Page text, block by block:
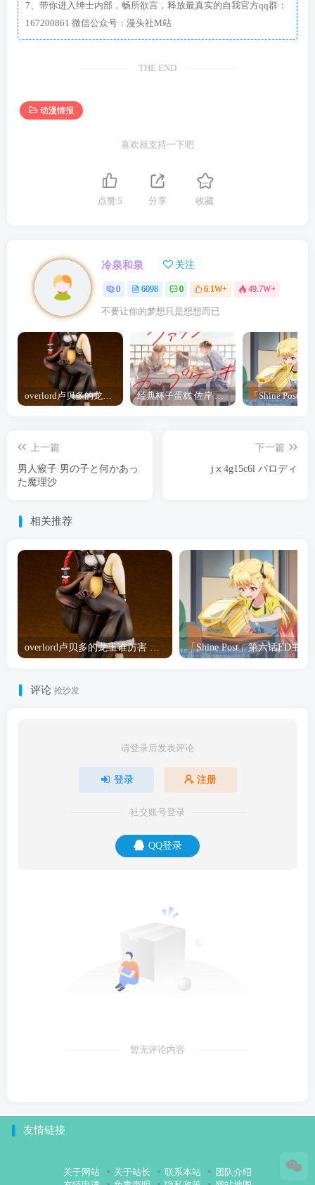
7、带你进入绅士内部，畅所欲言，释放最真实的自我官方qq群：
167200861 微信公众号：漫头社M站
THE END
动漫情报
喜欢就支持一下吧
点赞 5 分享 收藏
冷泉和泉 关注
0 6098 0 6.1W+ 49.7W+
不要让你的梦想只是想想而已
经典杯子蛋糕 佐岸 漫画「经典杯子蛋糕」宣布真人日剧化
上一篇
男人瘊子 男の子と何かあっ
た魔理沙
下一篇
jⅹ4g15c6l パロディ
相关推荐
评论 抢沙发
请登录后发表评论
登录 注册
社交账号登录
QQ登录
暂无评论内容
友情链接
关于网站 关于站长 联系本站
团队介绍